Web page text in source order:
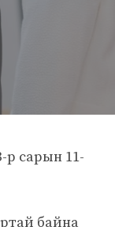
р сарын 11-
байна